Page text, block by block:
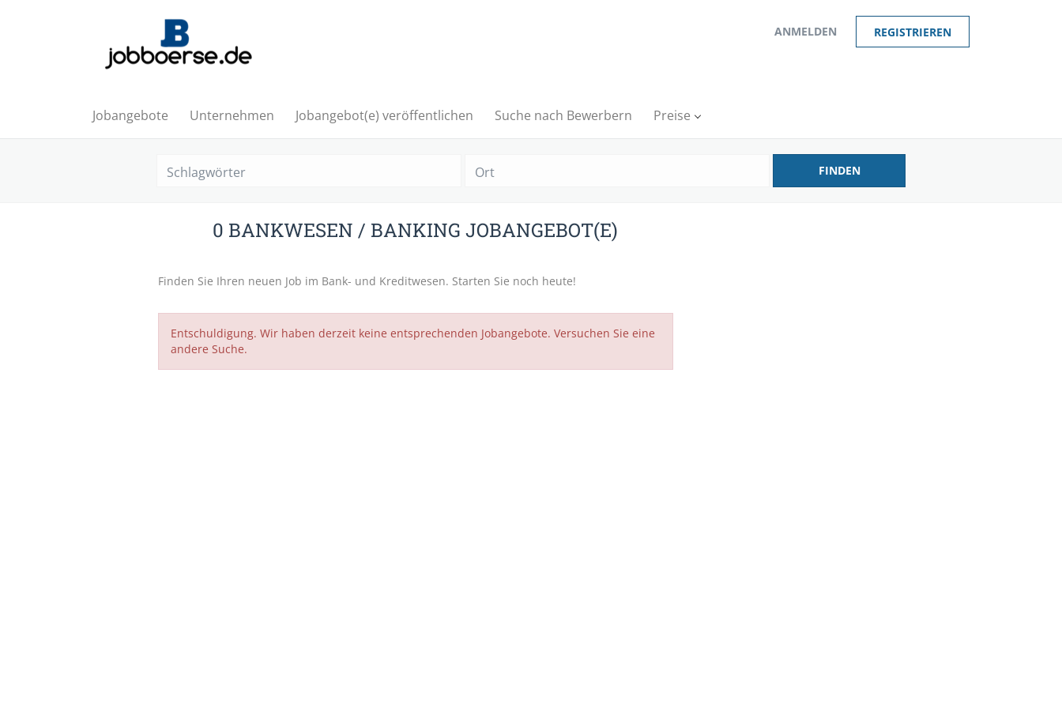
ANMELDEN REGISTRIEREN
Jobangebote Unternehmen Jobangebot(e) veröffentlichen Suche nach Bewerbern Preise
FINDEN
0 BANKWESEN / BANKING JOBANGEBOT(E)
Finden Sie Ihren neuen Job im Bank- und Kreditwesen. Starten Sie noch heute!
Entschuldigung. Wir haben derzeit keine entsprechenden Jobangebote. Versuchen Sie eine
andere Suche.